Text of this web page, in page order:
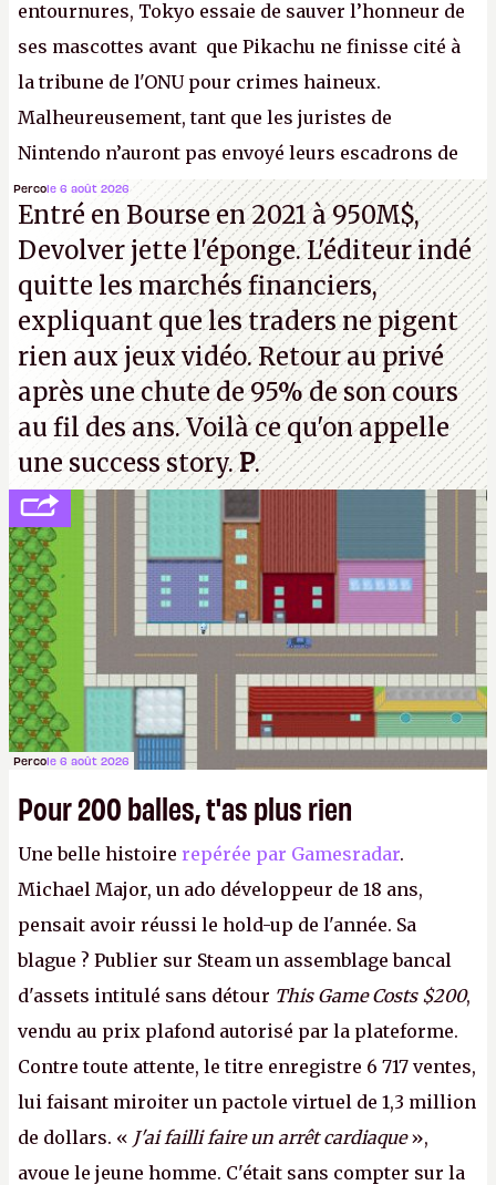
entournures, Tokyo essaie de sauver l’honneur de
ses mascottes avant que Pikachu ne finisse cité à
la tribune de l'ONU pour crimes haineux.
Malheureusement, tant que les juristes de
Nintendo n’auront pas envoyé leurs escadrons de
la mort judiciaires pour distribuer du copyright
strike à tour de bras, l'Oncle Sam continuera
d'étaler sa confiture intellectuelle sur vos
souvenirs d'enfance.P.
Percole 6 août 2026
Entré en Bourse en 2021 à 950M$,
Devolver jette l'éponge. L'éditeur indé
quitte les marchés financiers,
expliquant que les traders ne pigent
rien aux jeux vidéo. Retour au privé
après une chute de 95% de son cours
au fil des ans. Voilà ce qu'on appelle
une success story.P.
Percole 6 août 2026
Pour 200 balles, t'as plus rien
Une belle histoire repérée par Gamesradar.
Michael Major, un ado développeur de 18 ans,
pensait avoir réussi le hold-up de l'année. Sa
blague ? Publier sur Steam un assemblage bancal
d'assets intitulé sans détour This Game Costs $200,
vendu au prix plafond autorisé par la plateforme.
Contre toute attente, le titre enregistre 6 717 ventes,
lui faisant miroiter un pactole virtuel de 1,3 million
de dollars. « J'ai failli faire un arrêt cardiaque»,
avoue le jeune homme. C'était sans compter sur la